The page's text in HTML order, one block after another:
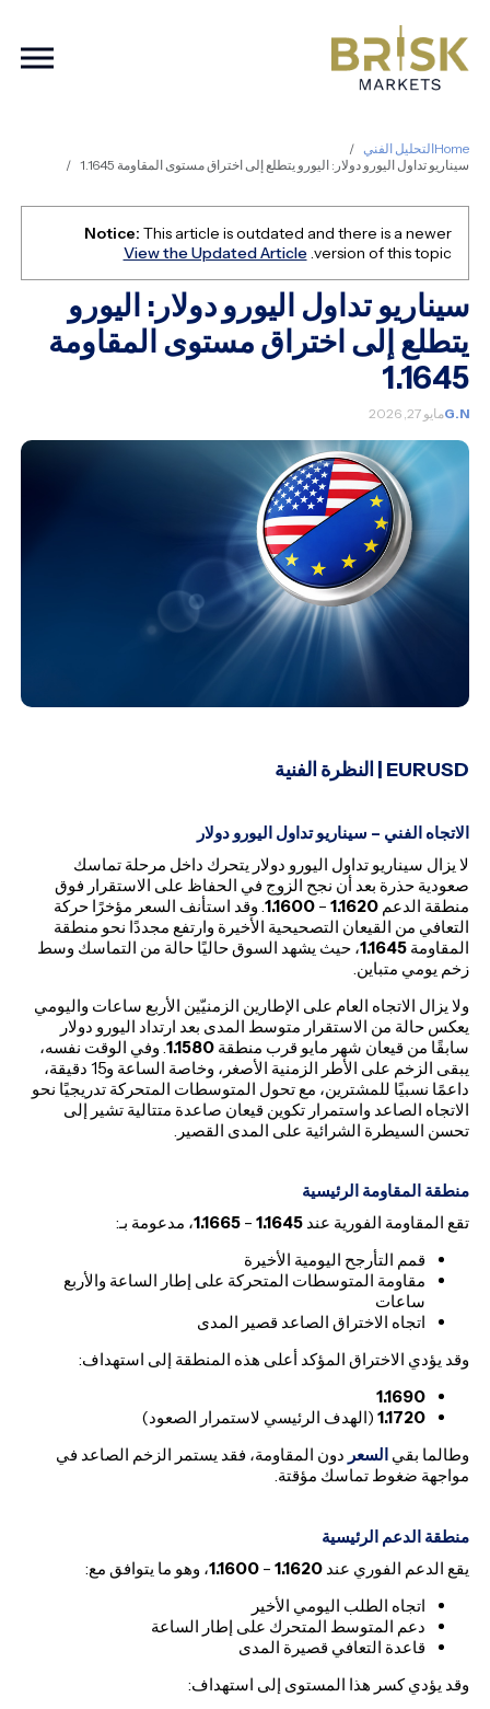
Homeالتحليل الفني
سيناريو تداول اليورو دولار: اليورو يتطلع إلى اختراق مستوى المقاومة 1.1645
Notice: This article is outdated and there is a newer
version of this topic.
View the Updated Article
سيناريو تداول اليورو دولار: اليورو
يتطلع إلى اختراق مستوى المقاومة
1.1645
G.Nمايو 27, 2026
EURUSD | النظرة الفنية
الاتجاه الفني – سيناريو تداول اليورو دولار
لا يزال سيناريو تداول اليورو دولار يتحرك داخل مرحلة تماسك
صعودية حذرة بعد أن نجح الزوج في الحفاظ على الاستقرار فوق
منطقة الدعم1.1620
–
1.1600. وقد استأنف السعر مؤخرًا حركة
التعافي من القيعان التصحيحية الأخيرة وارتفع مجددًا نحو منطقة
المقاومة1.1645، حيث يشهد السوق حاليًا حالة من التماسك وسط
زخم يومي متباين.
ولا يزال الاتجاه العام على الإطارين الزمنيّين الأربع ساعات واليومي
يعكس حالة من الاستقرار متوسط المدى بعد ارتداد اليورو دولار
سابقًا من قيعان شهر مايو قرب منطقة1.1580. وفي الوقت نفسه،
يبقى الزخم على الأطر الزمنية الأصغر، وخاصة الساعة و15 دقيقة،
داعمًا نسبيًا للمشترين، مع تحول المتوسطات المتحركة تدريجيًا نحو
الاتجاه الصاعد واستمرار تكوين قيعان صاعدة متتالية تشير إلى
تحسن السيطرة الشرائية على المدى القصير.
منطقة المقاومة الرئيسية
تقع المقاومة الفورية عند1.1645
–
1.1665، مدعومة بـ:
قمم التأرجح اليومية الأخيرة
مقاومة المتوسطات المتحركة على إطار الساعة والأربع
ساعات
اتجاه الاختراق الصاعد قصير المدى
وقد يؤدي الاختراق المؤكد أعلى هذه المنطقة إلى استهداف:
1.1690
1.1720 (الهدف الرئيسي لاستمرار الصعود)
وطالما بقي السعر دون المقاومة، فقد يستمر الزخم الصاعد في
مواجهة ضغوط تماسك مؤقتة.
منطقة الدعم الرئيسية
يقع الدعم الفوري عند1.1620
–
1.1600، وهو ما يتوافق مع:
اتجاه الطلب اليومي الأخير
دعم المتوسط المتحرك على إطار الساعة
قاعدة التعافي قصيرة المدى
وقد يؤدي كسر هذا المستوى إلى استهداف: